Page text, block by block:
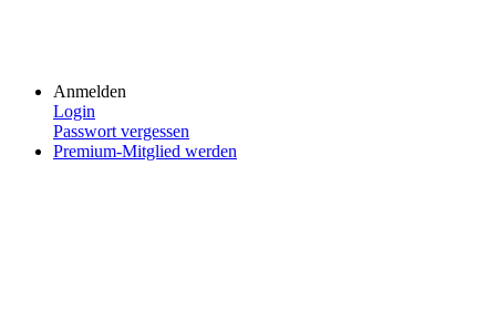
Anmelden
Login
Passwort vergessen
Premium-Mitglied werden